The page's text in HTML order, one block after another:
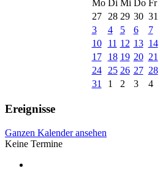
Mo Di Mi Do Fr
27
28 29 30 31
3
4 5 6 7
10
11 12 13 14
17
18 19 20 21
24
25 26 27 28
31
1 2 3 4
Ereignisse
Ganzen Kalender ansehen
Keine Termine